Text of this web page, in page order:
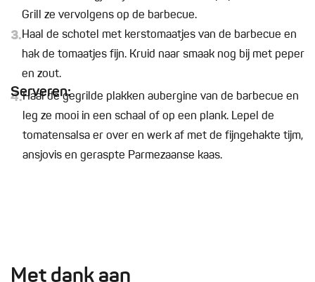
Grill ze vervolgens op de barbecue.
3.Haal de schotel met kerstomaatjes van de barbecue en
hak de tomaatjes fijn. Kruid naar smaak nog bij met peper
en zout.
Serveren:
4.Haal de gegrilde plakken aubergine van de barbecue en
leg ze mooi in een schaal of op een plank. Lepel de
tomatensalsa er over en werk af met de fijngehakte tijm,
ansjovis en geraspte Parmezaanse kaas.
Met dank aan